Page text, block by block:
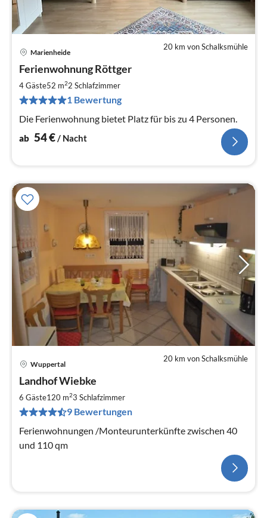
20 km von Schalksmühle
Marienheide
Ferienwohnung Röttger
4 Gäste52 m22 Schlafzimmer
1 Bewertung
Die Ferienwohnung bietet Platz für bis zu 4 Personen.
ab 54€ / Nacht
20 km von Schalksmühle
Wuppertal
Landhof Wiebke
6 Gäste120 m23 Schlafzimmer
9 Bewertungen
Ferienwohnungen /Monteurunterkünfte zwischen 40
und 110 qm